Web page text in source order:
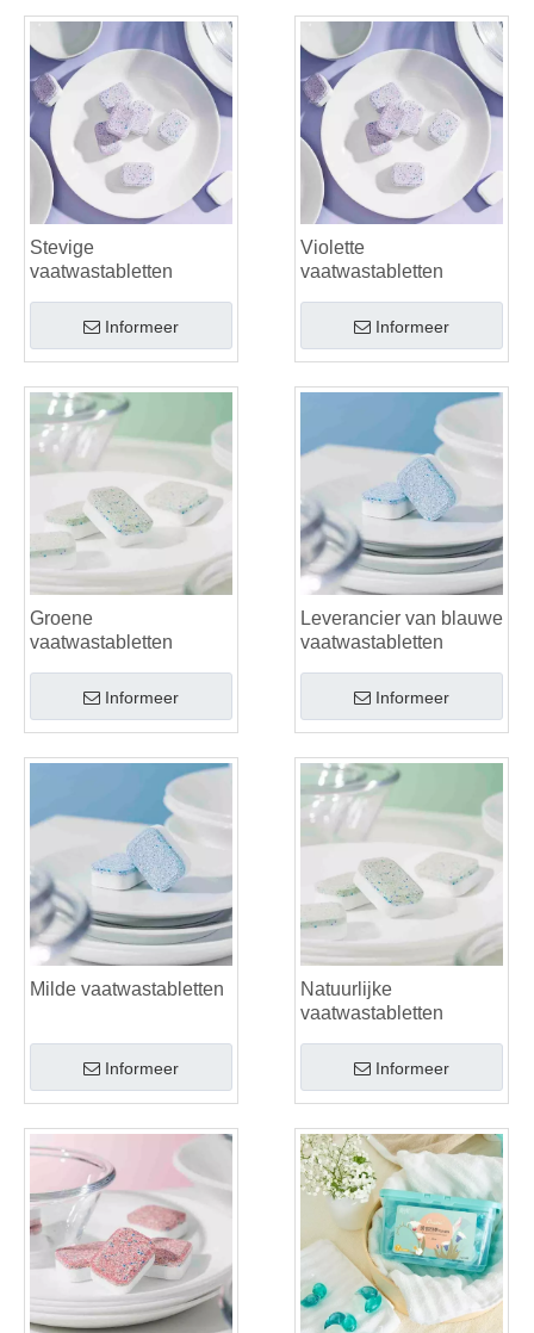
Stevige
vaatwastabletten
Informeer
Violette
vaatwastabletten
Informeer
Groene
vaatwastabletten
Informeer
Leverancier van blauwe
vaatwastabletten
Informeer
Milde vaatwastabletten
Informeer
Natuurlijke
vaatwastabletten
Informeer